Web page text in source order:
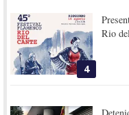
4
Rio